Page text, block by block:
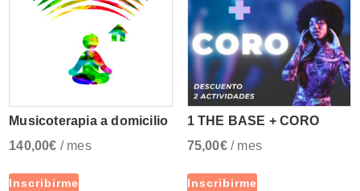
Musicoterapia a domicilio
140,00€ / mes
Inscribirme
1 THE BASE + CORO
75,00€ / mes
Inscribirme